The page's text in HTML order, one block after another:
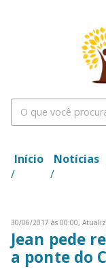
Início
/
Notícias
/
30/06/2017 às 00:00,
Jean pede
a ponte do